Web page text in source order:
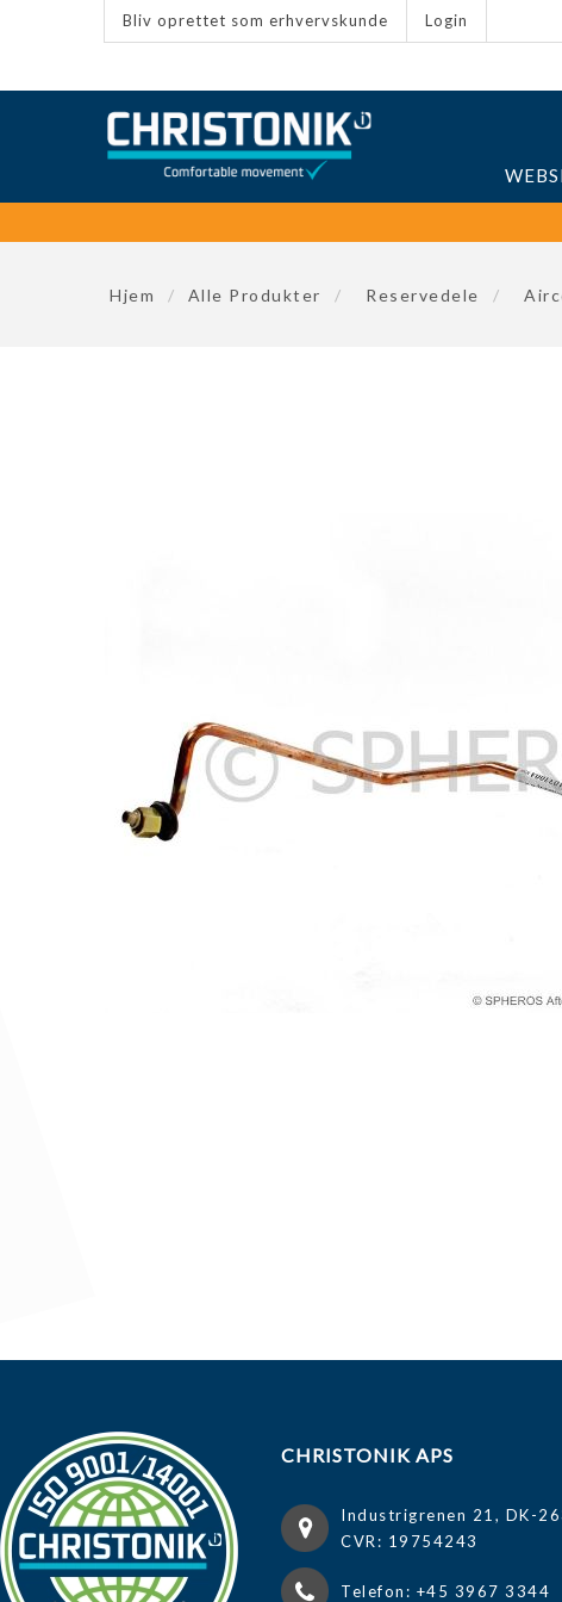
Bliv oprettet som erhvervskunde Login
Hjem / Alle Produkter / Reservedele /
CHRISTONIK APS
Industrigrenen 21, DK-
CVR: 19754243
Telefon: +45 3967 3344